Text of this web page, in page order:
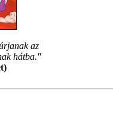
az
hátba."